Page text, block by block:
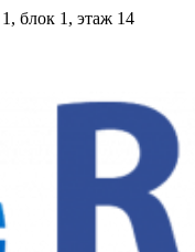
блок 1, этаж 14